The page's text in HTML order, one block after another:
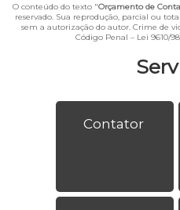
Contator
O conteúdo do texto "Orçamento de
reservado. Sua reprodução, parcial ou
sem a autorização do autor. Crime de
Código Penal – Lei 9610/